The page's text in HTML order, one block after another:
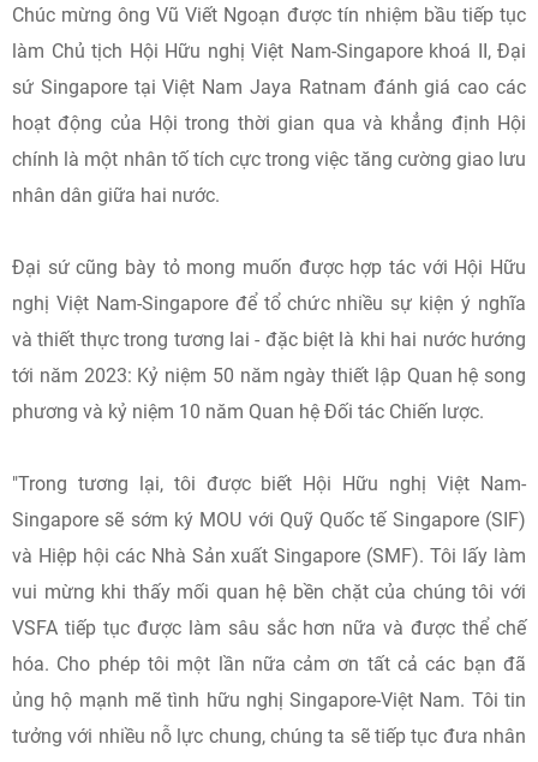
Chúc mừng ông Vũ Viết Ngoạn được tín nhiệm bầu tiếp tục
làm Chủ tịch Hội Hữu nghị Việt Nam-Singapore khoá II, Đại
sứ Singapore tại Việt Nam Jaya Ratnam đánh giá cao các
hoạt động của Hội trong thời gian qua và khẳng định Hội
chính là một nhân tố tích cực trong việc tăng cường giao lưu
nhân dân giữa hai nước.
Đại sứ cũng bày tỏ mong muốn được hợp tác với Hội Hữu
nghị Việt Nam-Singapore để tổ chức nhiều sự kiện ý nghĩa
và thiết thực trong tương lai - đặc biệt là khi hai nước hướng
tới năm 2023: Kỷ niệm 50 năm ngày thiết lập Quan hệ song
phương và kỷ niệm 10 năm Quan hệ Đối tác Chiến lược.
"Trong tương lại, tôi được biết Hội Hữu nghị Việt Nam-
Singapore sẽ sớm ký MOU với Quỹ Quốc tế Singapore (SIF)
và Hiệp hội các Nhà Sản xuất Singapore (SMF). Tôi lấy làm
vui mừng khi thấy mối quan hệ bền chặt của chúng tôi với
VSFA tiếp tục được làm sâu sắc hơn nữa và được thể chế
hóa. Cho phép tôi một lần nữa cảm ơn tất cả các bạn đã
ủng hộ mạnh mẽ tình hữu nghị Singapore-Việt Nam. Tôi tin
tưởng với nhiều nỗ lực chung, chúng ta sẽ tiếp tục đưa nhân